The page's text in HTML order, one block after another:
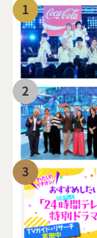
1
2
3